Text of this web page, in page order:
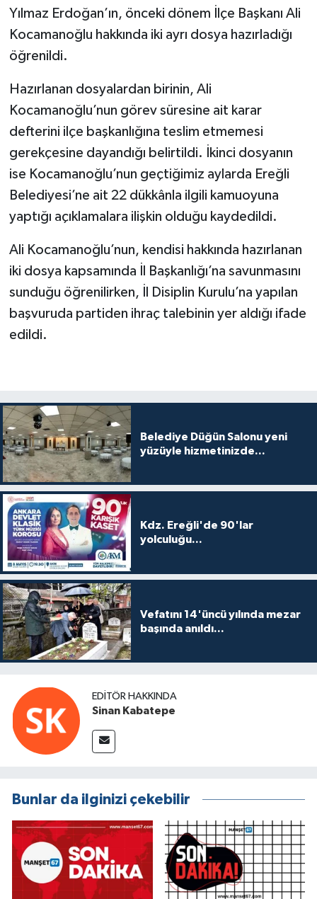
Yılmaz Erdoğan’ın, önceki dönem İlçe Başkanı Ali
Kocamanoğlu hakkında iki ayrı dosya hazırladığı
öğrenildi.
Hazırlanan dosyalardan birinin, Ali
Kocamanoğlu’nun görev süresine ait karar
defterini ilçe başkanlığına teslim etmemesi
gerekçesine dayandığı belirtildi. İkinci dosyanın
ise Kocamanoğlu’nun geçtiğimiz aylarda Ereğli
Belediyesi’ne ait 22 dükkânla ilgili kamuoyuna
yaptığı açıklamalara ilişkin olduğu kaydedildi.
Ali Kocamanoğlu’nun, kendisi hakkında hazırlanan
iki dosya kapsamında İl Başkanlığı’na savunmasını
sunduğu öğrenilirken, İl Disiplin Kurulu’na yapılan
başvuruda partiden ihraç talebinin yer aldığı ifade
edildi.
Belediye Düğün Salonu yeni
yüzüyle hizmetinizde...
Kdz. Ereğli'de 90'lar
yolculuğu...
Vefatını 14'üncü yılında mezar
başında anıldı...
EDITÖR HAKKINDA
Sinan Kabatepe
Bunlar da ilginizi çekebilir